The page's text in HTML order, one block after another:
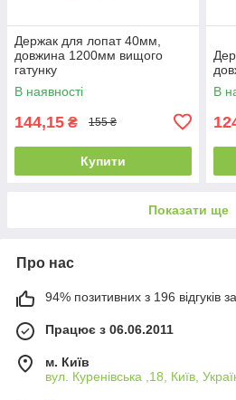
Держак для лопат 40мм,
довжина 1200мм вищого
гатунку
В наявності
144,15 ₴ 155 ₴
Купити
В
Показати ще
Про нас
94% позитивних з 196 відгуків
Працює з 06.06.2011
м. Київ
вул. Куренівська ,18, Київ,